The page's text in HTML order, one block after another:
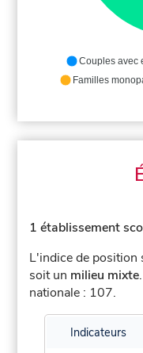
Couples avec
Familles
1 établissement
L'indice de position
soit un milieu mixte.
nationale : 107.
Indicateurs